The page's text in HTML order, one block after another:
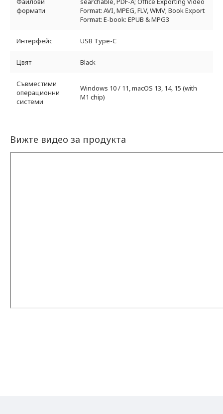
формати
Format: AVI, MPEG, FLV, WMV; Book Export
Format: E-book: EPUB & MPG3
Интерфейс USB Type-C
Цвят Black
Съвместими
операционни
системи
Windows 10 / 11, macOS 13, 14, 15 (with
M1 chip)
Вижте видео за продукта